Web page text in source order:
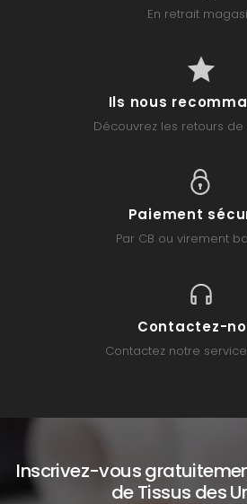
En retrait
Ils nous
Découvrez les retours de
Paiement
Par CB ou virement
Contactez-
Contactez notre
Inscrivez-vous
de Tissus des